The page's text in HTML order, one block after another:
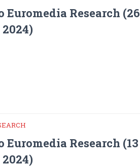
Euromedia Research (26
Euromedia Research (13